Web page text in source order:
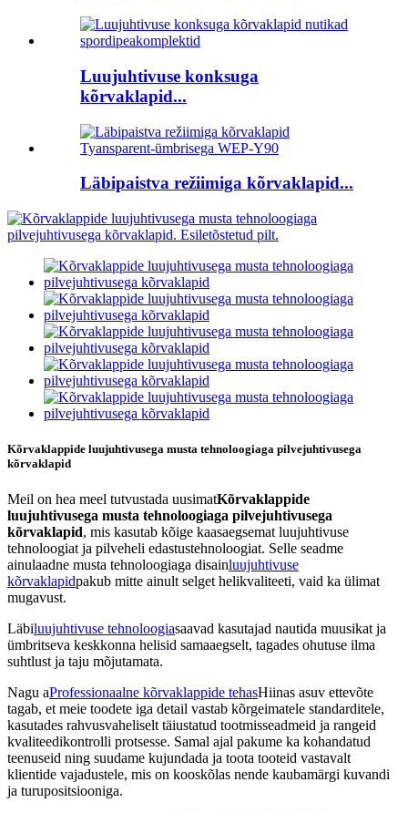
Luujuhtivuse konksuga
kõrvaklapid...
Läbipaistva režiimiga kõrvaklapid...
Kõrvaklappide luujuhtivusega musta tehnoloogiaga pilvejuhtivusega
kõrvaklapid
Meil on hea meel tutvustada uusimatKõrvaklappide
luujuhtivusega musta tehnoloogiaga pilvejuhtivusega
kõrvaklapid, mis kasutab kõige kaasaegsemat luujuhtivuse
tehnoloogiat ja pilveheli edastustehnoloogiat. Selle seadme
ainulaadne musta tehnoloogiaga disainluujuhtivuse
kõrvaklapidpakub mitte ainult selget helikvaliteeti, vaid ka ülimat
mugavust.
Läbiluujuhtivuse tehnoloogiasaavad kasutajad nautida muusikat ja
ümbritseva keskkonna helisid samaaegselt, tagades ohutuse ilma
suhtlust ja taju mõjutamata.
Nagu aProfessionaalne kõrvaklappide tehasHiinas asuv ettevõte
tagab, et meie toodete iga detail vastab kõrgeimatele standarditele,
kasutades rahvusvaheliselt täiustatud tootmisseadmeid ja rangeid
kvaliteedikontrolli protsesse. Samal ajal pakume ka kohandatud
teenuseid ning suudame kujundada ja toota tooteid vastavalt
klientide vajadustele, mis on kooskõlas nende kaubamärgi kuvandi
ja turupositsiooniga.